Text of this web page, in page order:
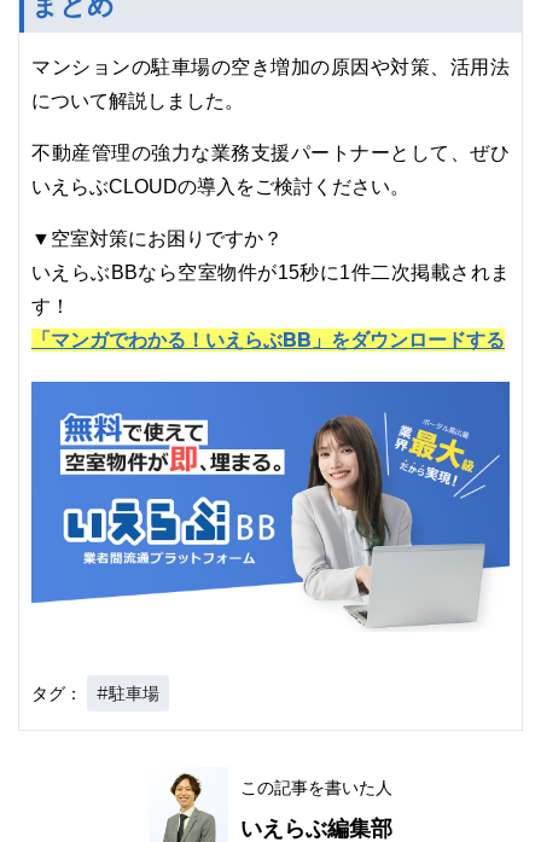
マンションの駐車場の空き増加の原因や対策、活用法
について解説しました。
不動産管理の強力な業務支援パートナーとして、ぜひ
いえらぶCLOUDの導入をご検討ください。
▼空室対策にお困りですか？
いえらぶBBなら空室物件が15秒に1件二次掲載されま
す！
「マンガでわかる！いえらぶBB」をダウンロードする
タグ： #駐車場
この記事を書いた人
いえらぶ編集部